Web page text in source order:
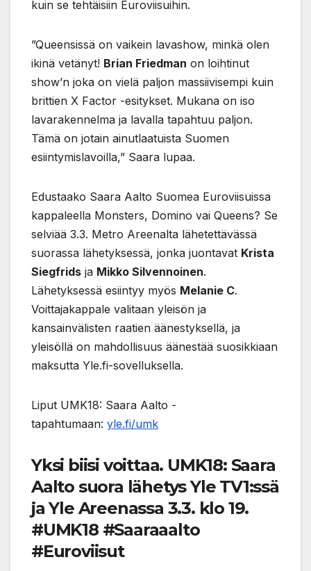
kuin se tehtäisiin Euroviisuihin.
”Queensissä on vaikein lavashow, minkä olen
ikinä vetänyt! Brian Friedman on loihtinut
show’n joka on vielä paljon massiivisempi kuin
brittien X Factor -esitykset. Mukana on iso
lavarakennelma ja lavalla tapahtuu paljon.
Tämä on jotain ainutlaatuista Suomen
esiintymislavoilla,” Saara lupaa.
Edustaako Saara Aalto Suomea Euroviisuissa
kappaleella Monsters, Domino vai Queens? Se
selviää 3.3. Metro Areenalta lähetettävässä
suorassa lähetyksessä, jonka juontavat Krista
Siegfrids ja Mikko Silvennoinen.
Lähetyksessä esiintyy myös Melanie C.
Voittajakappale valitaan yleisön ja
kansainvälisten raatien äänestyksellä, ja
yleisöllä on mahdollisuus äänestää suosikkiaan
maksutta Yle.fi-sovelluksella.
Liput UMK18: Saara Aalto -
tapahtumaan: yle.fi/umk
Yksi biisi voittaa. UMK18: Saara
Aalto suora lähetys Yle TV1:ssä
ja Yle Areenassa 3.3. klo 19.
#UMK18 #Saaraaalto
#Euroviisut